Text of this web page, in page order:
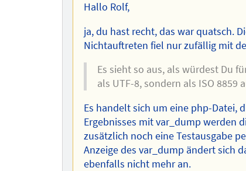
Hallo Rolf,
ja, du hast recht, das war quatsch.
Nichtauftreten fiel nur zufällig mit
Es sieht so aus, als würdest Du
als UTF-8, sondern als ISO 8859
Es handelt sich um eine php-Datei,
Ergebnisses mit var_dump werden
zusätzlich noch eine Testausgabe
Anzeige des var_dump ändert sich
ebenfalls nicht mehr an.